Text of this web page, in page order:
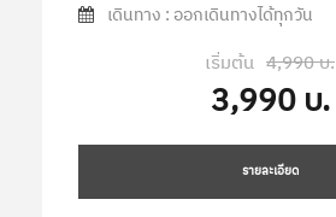
เดินทาง : ออกเดินทางได้ทุกวัน
เริ่มต้น 4,990 บ.
3,990 บ.
รายละเอียด